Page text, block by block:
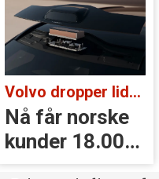
Storbritannia:
Innfører
kilometer­
avgift for